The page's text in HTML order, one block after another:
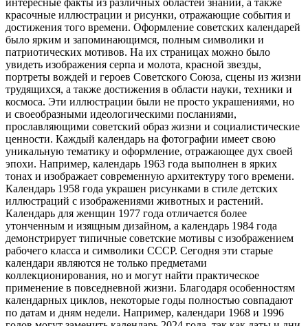
красочные иллюстрации и рисунки, отражающие события и
достижения того времени. Оформление советских календарей
было ярким и запоминающимся, полным символики и
патриотических мотивов. На их страницах можно было
увидеть изображения серпа и молота, красной звезды,
портреты вождей и героев Советского Союза, сцены из жизни
трудящихся, а также достижения в области науки, техники и
космоса. Эти иллюстрации были не просто украшениями, но
и своеобразными идеологическими посланиями,
прославляющими советский образ жизни и социалистические
ценности. Каждый календарь на фотографии имеет свою
уникальную тематику и оформление, отражающее дух своей
эпохи. Например, календарь 1963 года выполнен в ярких
тонах и изображает современную архитектуру того времени.
Календарь 1958 года украшен рисунками в стиле детских
иллюстраций с изображениями животных и растений.
Календарь для женщин 1977 года отличается более
утонченным и изящным дизайном, а календарь 1984 года
демонстрирует типичные советские мотивы с изображением
рабочего класса и символики СССР. Сегодня эти старые
календари являются не только предметами
коллекционирования, но и могут найти практическое
применение в повседневной жизни. Благодаря особенностям
календарных циклов, некоторые годы полностью совпадают
по датам и дням недели. Например, календари 1968 и 1996